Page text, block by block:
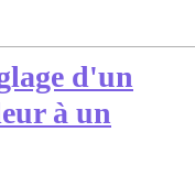
d'un
à un